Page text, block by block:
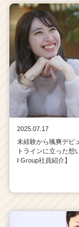
2025.07.17
未経験から颯爽デビ
トラインに立った想
I Group社員紹介】